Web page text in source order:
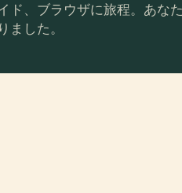
ド、ブラウザに旅程。あな
ました。